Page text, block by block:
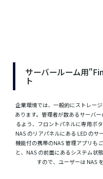
サーバールーム用
ト
企業環境では、一般的にストレー
あります。管理者が数あるサーバ
るよう、フロントパネルに専用ボ
NAS のリアパネルにある LED の
機能付の携帯のNAS 管理アプリも
と、NAS の前面にあるシステム状
すので、ユーザーは NAS